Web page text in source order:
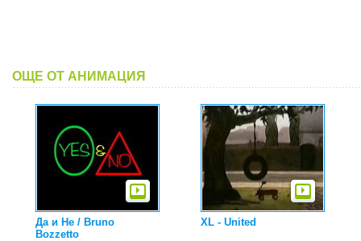
ОЩЕ ОТ АНИМАЦИЯ
Да и Не / Bruno
Bozzetto
XL - United